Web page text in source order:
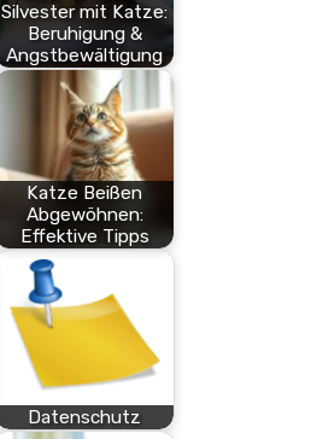
Silvester mit Katze:
Beruhigung &
Angstbewältigung
Katze Beißen
Abgewöhnen:
Effektive Tipps
Datenschutz